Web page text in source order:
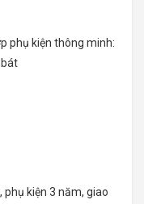
phụ kiện thông minh:
bát
kiện 3 năm, giao